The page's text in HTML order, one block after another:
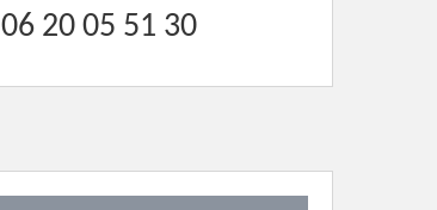
06 20 05 51 30